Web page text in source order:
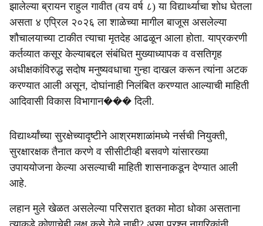
झालेल्या ब्रायन राहुल गावीत (वय वर्ष ८) या विद्यार्थ्याचा शोध घेतला
असता ४ एप्रिल २०२६ ला शाळेच्या मागील बाजूस असलेल्या
शौचालयाच्या टाकीत त्याचा मृतदेह आढळून आला होता. याप्रकरणी
कर्तव्यात कसूर केल्याबद्दल संबंधित मुख्याध्यापक व वसतिगृह
अधीक्षकांविरुद्ध सदोष मनुष्यवधाचा गुन्हा दाखल करून त्यांना अटक
करण्यात आली असून, दोघांनाही निलंबित करण्यात आल्याची माहिती
आदिवासी विकास विभागान��� दिली.
विद्यार्थ्यांच्या सुरक्षेच्यादृष्टीने आश्रमशाळांमध्ये नर्सची नियुक्ती,
सुरक्षारक्षक तैनात करणे व सीसीटीव्ही बसवणे यांसारख्या
उपाययोजना केल्या असल्याची माहिती शासनाकडून देण्यात आली
आहे.
लहान मुले खेळत असलेल्या परिसरात इतका मोठा धोका असताना